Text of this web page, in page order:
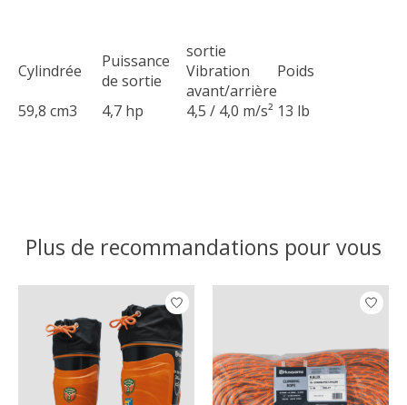
Cylindrée
Puissance
de sortie
sortie
Vibration
avant/arrière
Poids
59,8 cm3
4,7 hp 4,5 / 4,0 m/s² 13 lb
Plus de recommandations pour vous
Articles du carrousel de produits